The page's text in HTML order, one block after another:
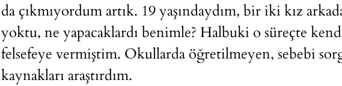
da çıkmıyordum artık. 19 yaşındaydım, bir iki kız
yoktu, ne yapacaklardı benimle? Halbuki o süreçte
felsefeye vermiştim. Okullarda öğretilmeyen, sebebi
kaynakları araştırdım.